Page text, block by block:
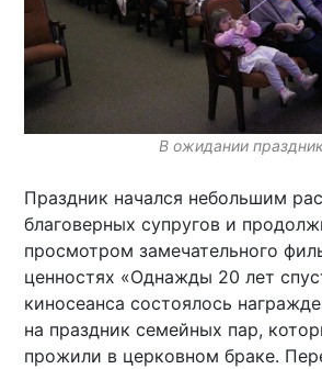
В ожидании
Праздник начался небольшим
благоверных супругов и
просмотром замечательного
ценностях «Однажды 20 лет
киносеанса состоялось
на праздник семейных пар,
прожили в церковном браке.